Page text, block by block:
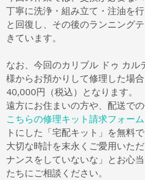
丁寧に洗浄・組み立て・注油を
と回復し、その後のランニング
きています。
なお、今回のカリブル ドゥ カル
様からお預かりして修理した場
40,000円（税込）となります。
遠方にお住まいの方や、配送で
こちらの修理キット請求フォーム
トにした「宅配キット」を無料
大切な時計を末永くご愛用いた
ナンスをしていないな」とお心
たちにご相談ください。